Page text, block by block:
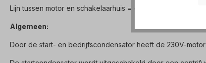
Lijn tussen motor en schakelaarhuis = ca. 90 cm.
Algemeen:
Door de start- en bedrijfscondensator heeft de 230V-